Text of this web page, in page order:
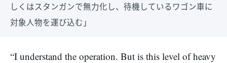
しくはスタンガンで無力化し、待機しているワゴン車に
対象人物を運び込む」
“I understand the operation. But is this level of heavy